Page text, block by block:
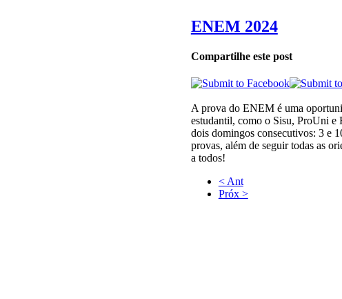
ENEM 2024
Compartilhe este post
A prova do ENEM é uma
estudantil, como o Sisu, ProUni e
dois domingos consecutivos: 3 e
provas, além de seguir todas as
a todos!
< Ant
Próx >